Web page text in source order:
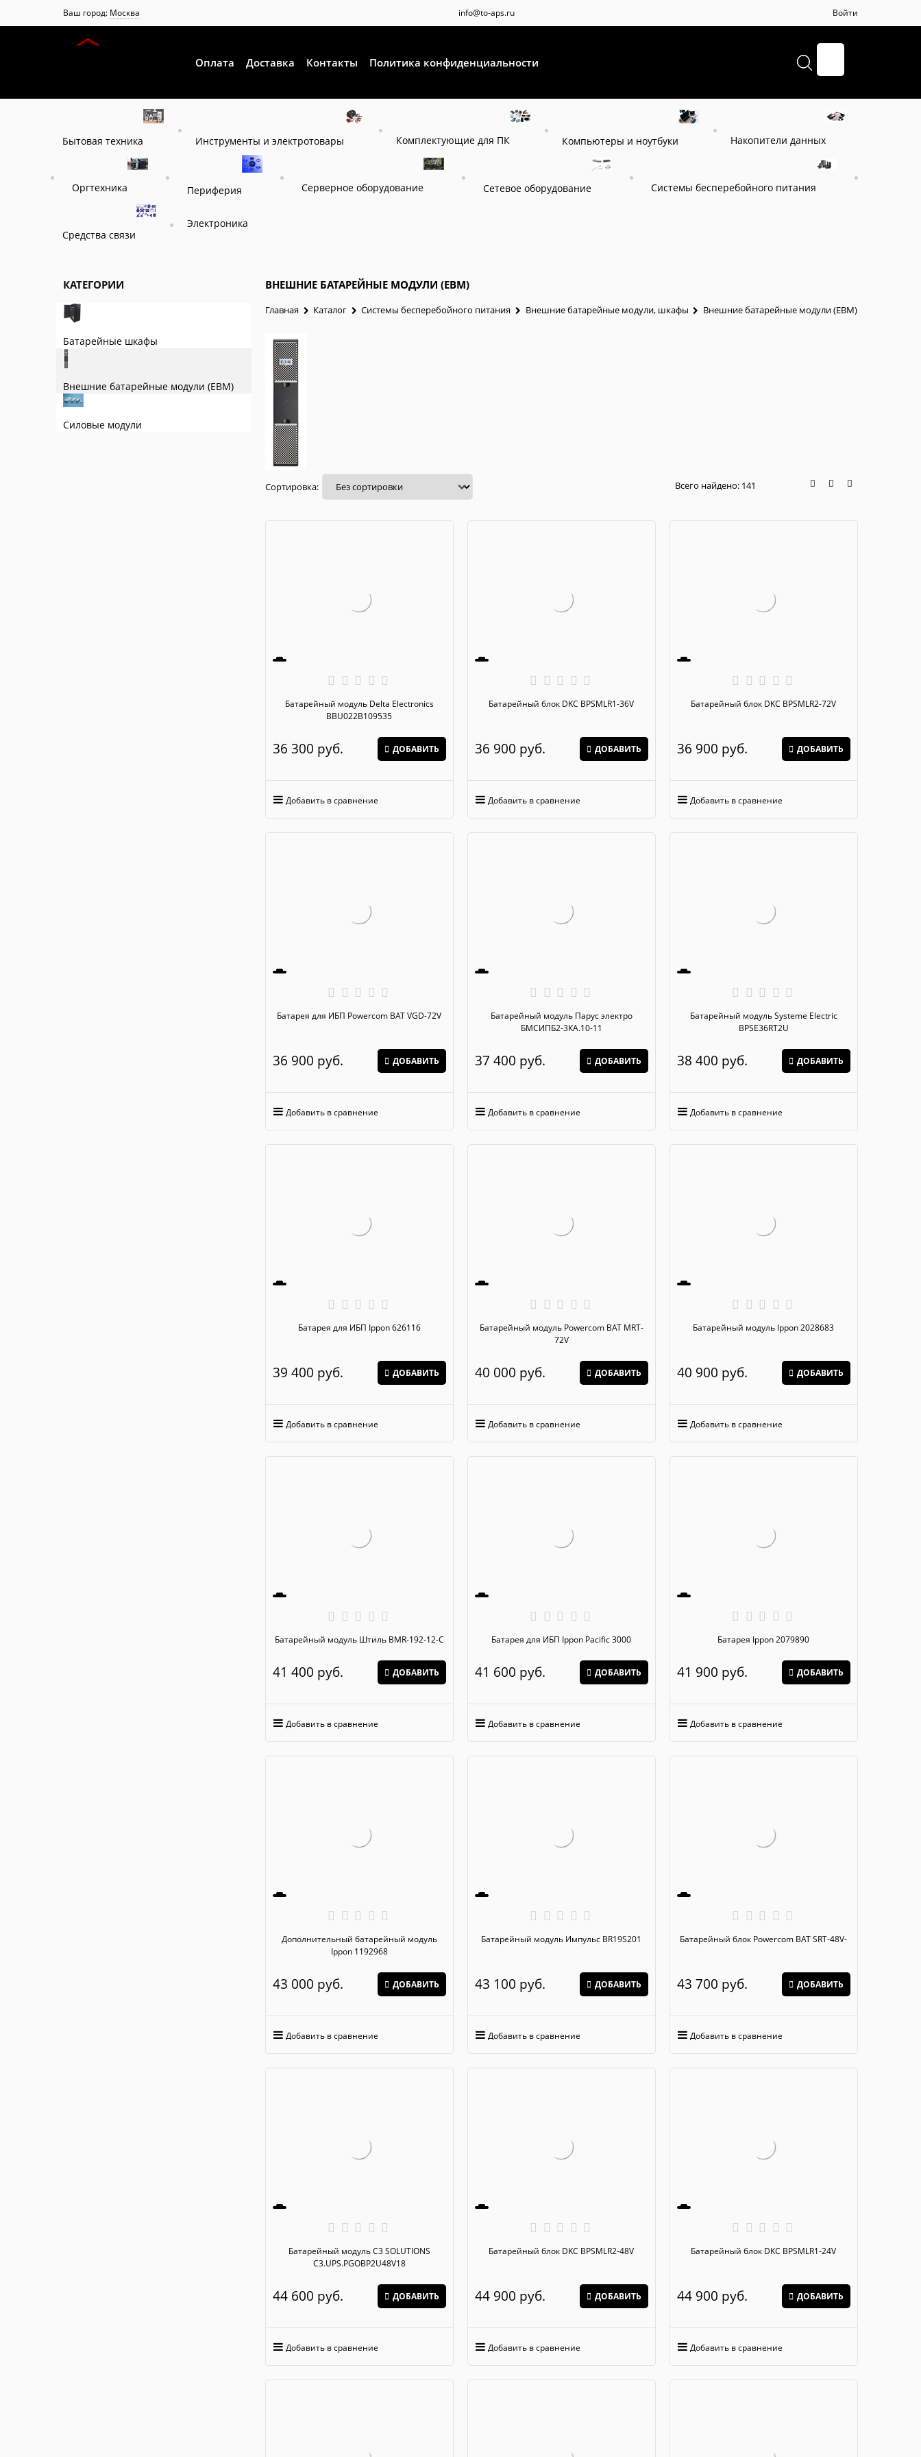
Ваш город: Москва info@to-aps.ru Войти
Оплата Доставка Контакты Политика конфиденциальности
Бытовая техника Инструменты и электротовары Комплектующие для ПК Компьютеры и ноутбуки Накопители данных
Оргтехника Периферия Серверное оборудование Сетевое оборудование Системы бесперебойного питания
Средства связи
Электроника
КАТЕГОРИИ
Батарейные шкафы
Внешние батарейные модули (EBM)
Силовые модули
ВНЕШНИЕ БАТАРЕЙНЫЕ МОДУЛИ (EBM)
Главная Каталог Системы бесперебойного питания Внешние батарейные модули, шкафы Внешние батарейные модули (EBM)
Сортировка: Всего найдено: 141
Батарейный модуль Delta Electronics
BBU022B109535
36 300 руб. ДОБАВИТЬ
Добавить в сравнение
Батарейный блок DKC BPSMLR1-36V
36 900 руб. ДОБАВИТЬ
Добавить в сравнение
Батарейный блок DKC BPSMLR2-72V
36 900 руб. ДОБАВИТЬ
Добавить в сравнение
Батарея для ИБП Powercom BAT VGD-72V
36 900 руб. ДОБАВИТЬ
Добавить в сравнение
Батарейный модуль Парус электро
БМСИПБ2-3КА.10-11
37 400 руб. ДОБАВИТЬ
Добавить в сравнение
Батарейный модуль Systeme Electric
BPSE36RT2U
38 400 руб. ДОБАВИТЬ
Добавить в сравнение
Батарея для ИБП Ippon 626116
39 400 руб. ДОБАВИТЬ
Добавить в сравнение
Батарейный модуль Powercom BAT MRT-
72V
40 000 руб. ДОБАВИТЬ
Добавить в сравнение
Батарейный модуль Ippon 2028683
40 900 руб. ДОБАВИТЬ
Добавить в сравнение
Батарейный модуль Штиль BMR-192-12-C
41 400 руб. ДОБАВИТЬ
Добавить в сравнение
Батарея для ИБП Ippon Pacific 3000
41 600 руб. ДОБАВИТЬ
Добавить в сравнение
Батарея Ippon 2079890
41 900 руб. ДОБАВИТЬ
Добавить в сравнение
Дополнительный батарейный модуль
Ippon 1192968
43 000 руб. ДОБАВИТЬ
Добавить в сравнение
Батарейный модуль Импульс BR19S201
43 100 руб. ДОБАВИТЬ
Добавить в сравнение
Батарейный блок Powercom BAT SRT-48V-
43 700 руб. ДОБАВИТЬ
Добавить в сравнение
Батарейный модуль C3 SOLUTIONS
C3.UPS.PGOBP2U48V18
44 600 руб. ДОБАВИТЬ
Добавить в сравнение
Батарейный блок DKC BPSMLR2-48V
44 900 руб. ДОБАВИТЬ
Добавить в сравнение
Батарейный блок DKC BPSMLR1-24V
44 900 руб. ДОБАВИТЬ
Добавить в сравнение